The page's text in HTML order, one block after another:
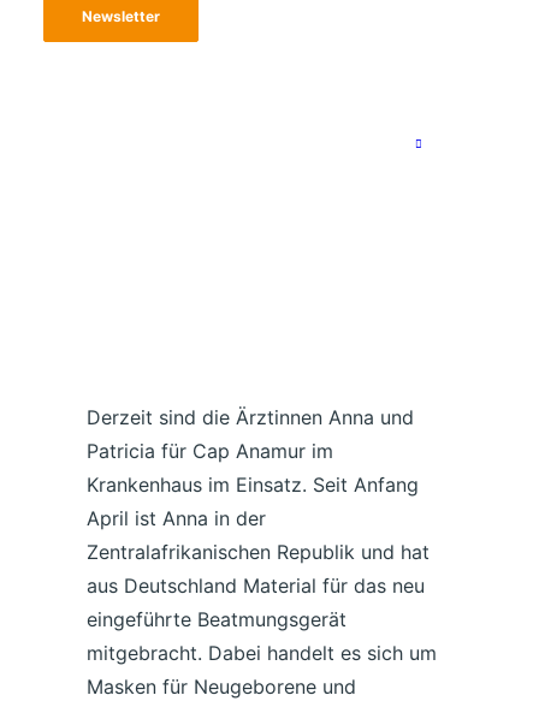
Newsletter
wichtiges Equipment zur
Derzeit sind die Ärztinnen Anna und
Patricia für Cap Anamur im
Krankenhaus im Einsatz. Seit Anfang
April ist Anna in der
Zentralafrikanischen Republik und hat
aus Deutschland Material für das neu
eingeführte Beatmungsgerät
mitgebracht. Dabei handelt es sich um
Masken für Neugeborene und